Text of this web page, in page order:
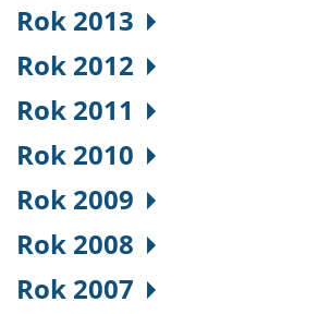
Rok 2013
Rok 2012
Rok 2011
Rok 2010
Rok 2009
Rok 2008
Rok 2007